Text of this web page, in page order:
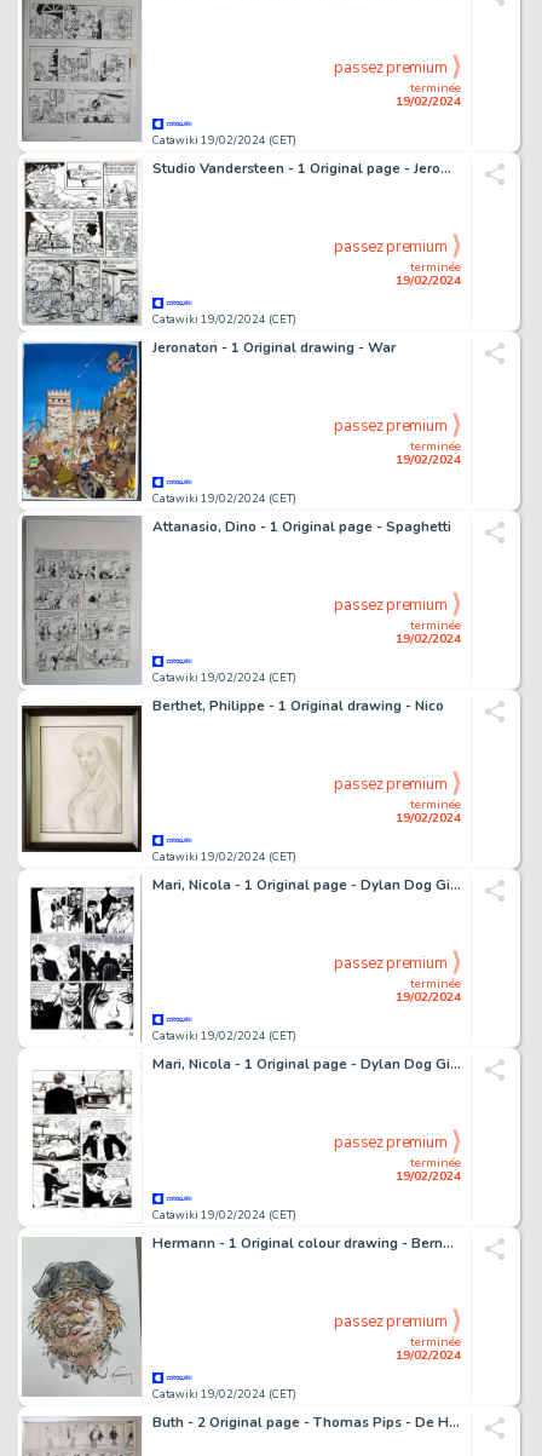
Catawiki 19/02/2024 (CET)
terminée
19/02/2024
passez premium
Studio Vandersteen - 1 Original page - Jerom 19 - De Ijsbroden - 1968
Catawiki 19/02/2024 (CET)
terminée
19/02/2024
passez premium
Jeronaton - 1 Original drawing - War
Catawiki 19/02/2024 (CET)
terminée
19/02/2024
passez premium
Attanasio, Dino - 1 Original page - Spaghetti
Catawiki 19/02/2024 (CET)
terminée
19/02/2024
passez premium
Berthet, Philippe - 1 Original drawing - Nico
Catawiki 19/02/2024 (CET)
terminée
19/02/2024
passez premium
Mari, Nicola - 1 Original page - Dylan Dog Gigante #17 - "La statua di carne" - 2008
Catawiki 19/02/2024 (CET)
terminée
19/02/2024
passez premium
Mari, Nicola - 1 Original page - Dylan Dog Gigante #7 - "Horror Market" - 1998
Catawiki 19/02/2024 (CET)
terminée
19/02/2024
passez premium
Hermann - 1 Original colour drawing - Bernard Prince - Barney Jordan
Catawiki 19/02/2024 (CET)
terminée
19/02/2024
passez premium
Buth - 2 Original page - Thomas Pips - De Hoedenwinkel / De Sleutel - (1949/1952)